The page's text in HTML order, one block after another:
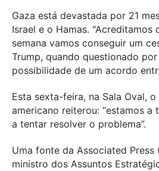
Gaza está devastada por 21
Israel e o Hamas. "Acreditamos
semana vamos conseguir um
Trump, quando questionado
possibilidade de um acordo
Esta sexta-feira, na Sala Oval,
americano reiterou: “estamos a
a tentar resolver o problema”.
Uma fonte da Associated Press
ministro dos Assuntos